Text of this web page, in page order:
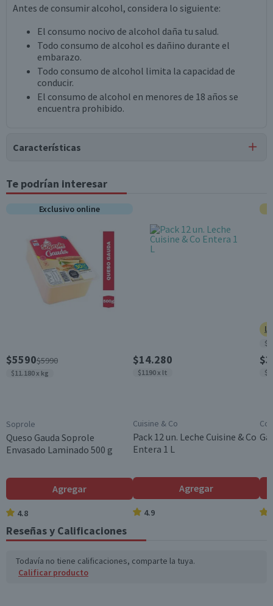
Antes de consumir alcohol, considera lo siguiente:
El consumo nocivo de alcohol daña tu salud.
Todo consumo de alcohol es dañino durante el
embarazo.
Todo consumo de alcohol limita la capacidad de
conducir.
El consumo de alcohol en menores de 18 años se
encuentra prohibido.
Características
Tipo de Producto
Ron
Por Ley la venta de alcohol está prohibida para menores
de 18 años.
Te podrían interesar
Exclusivo online
$5590$5990
$11.180 x kg
Soprole
Queso Gauda Soprole
Envasado Laminado 500 g
Agregar
4.8
$14.280
$1190 x lt
Cuisine & Co
Pack 12 un. Leche Cuisine & Co
Entera 1 L
Agregar
4.9
Reseñas y Calificaciones
Todavía no tiene calificaciones, comparte la tuya.
Calificar producto